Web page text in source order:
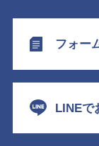
フォー
LINEで